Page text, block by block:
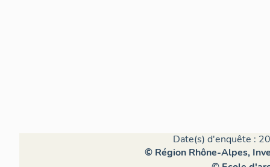
Date(s) d'enquête :
© Région Rhône-Alpes,